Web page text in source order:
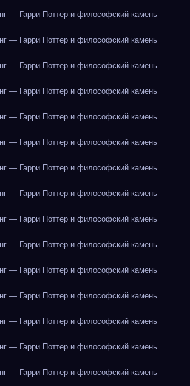
— Гарри Поттер и философский камень
— Гарри Поттер и философский камень
— Гарри Поттер и философский камень
— Гарри Поттер и философский камень
— Гарри Поттер и философский камень
— Гарри Поттер и философский камень
— Гарри Поттер и философский камень
— Гарри Поттер и философский камень
— Гарри Поттер и философский камень
— Гарри Поттер и философский камень
— Гарри Поттер и философский камень
— Гарри Поттер и философский камень
— Гарри Поттер и философский камень
— Гарри Поттер и философский камень
— Гарри Поттер и философский камень